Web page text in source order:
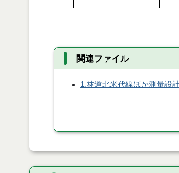
関連ファイル
1.林道北米代線ほか測量